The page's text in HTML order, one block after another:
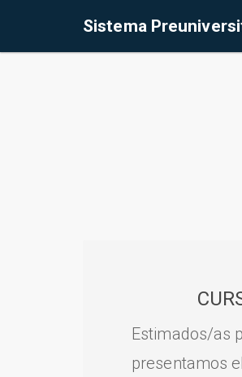
Sistema
Estimados/as
presentamos